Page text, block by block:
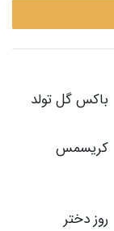
باکس گل تولد
کریسمس
روز دختر